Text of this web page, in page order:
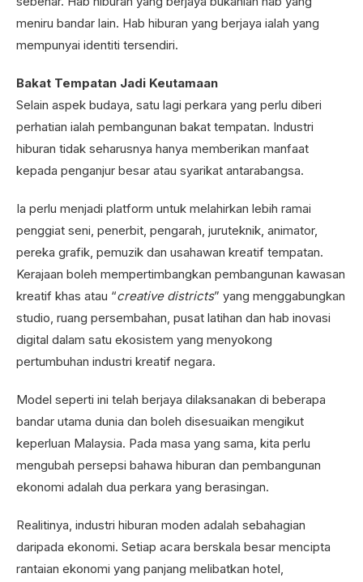
meniru bandar lain. Hab hiburan yang berjaya ialah yang
mempunyai identiti tersendiri.
Bakat Tempatan Jadi Keutamaan
Selain aspek budaya, satu lagi perkara yang perlu diberi
perhatian ialah pembangunan bakat tempatan. Industri
hiburan tidak seharusnya hanya memberikan manfaat
kepada penganjur besar atau syarikat antarabangsa.
Ia perlu menjadi platform untuk melahirkan lebih ramai
penggiat seni, penerbit, pengarah, juruteknik, animator,
pereka grafik, pemuzik dan usahawan kreatif tempatan.
Kerajaan boleh mempertimbangkan pembangunan kawasan
kreatif khas atau “creative districts” yang menggabungkan
studio, ruang persembahan, pusat latihan dan hab inovasi
digital dalam satu ekosistem yang menyokong
pertumbuhan industri kreatif negara.
Model seperti ini telah berjaya dilaksanakan di beberapa
bandar utama dunia dan boleh disesuaikan mengikut
keperluan Malaysia. Pada masa yang sama, kita perlu
mengubah persepsi bahawa hiburan dan pembangunan
ekonomi adalah dua perkara yang berasingan.
Realitinya, industri hiburan moden adalah sebahagian
daripada ekonomi. Setiap acara berskala besar mencipta
rantaian ekonomi yang panjang melibatkan hotel,